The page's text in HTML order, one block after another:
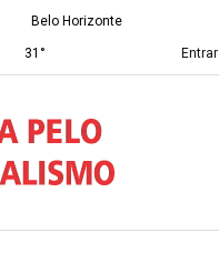
Belo Horizonte
31° Entrar